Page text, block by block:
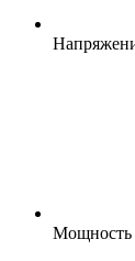
Мощность